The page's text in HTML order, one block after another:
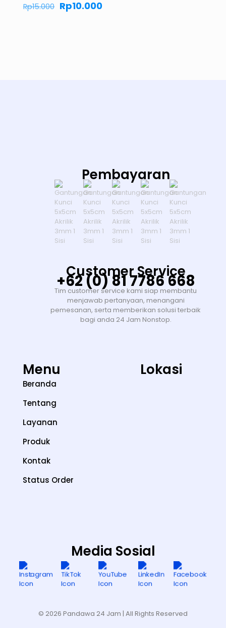
Rp15.000 Harga
aslinya
Rp10.000Harga
Pembayaran
Customer Service
+62 (0) 81 7786 668
Tim customer service kami siap membantu
menjawab pertanyaan, menangani
pemesanan, serta memberikan solusi terbaik
bagi anda 24 Jam Nonstop.
Menu
Beranda
Tentang
Layanan
Produk
Kontak
Status Order
Lokasi
Media Sosial
© 2026 Pandawa 24 Jam | All Rights Reserved